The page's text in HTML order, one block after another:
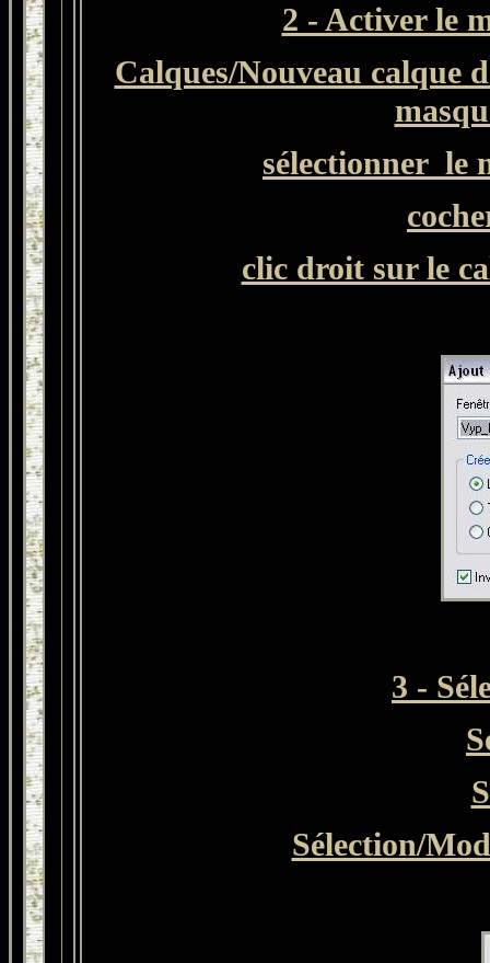
2 - Activer le
Calques/Nouveau calque
sélectionner le
clic droit sur le
3 -
Sélection/